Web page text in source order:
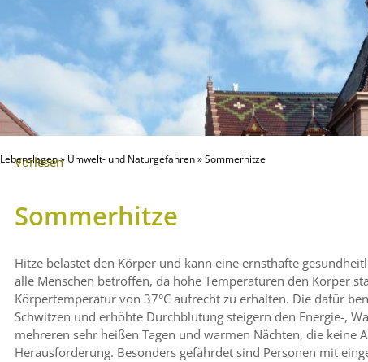
Lebenslagen» Umwelt- und Naturgefahren»Sommerhitze
Vorlesen
Sommerhitze
Hitze belastet den Körper und kann eine ernsthafte
alle Menschen betroffen, da hohe Temperaturen den Körper
Körpertemperatur von 37°C aufrecht zu erhalten. Die dafür
Schwitzen und erhöhte Durchblutung steigern den Energie-,
mehreren sehr heißen Tagen und warmen Nächten, die keine
Herausforderung. Besonders gefährdet sind Personen mit